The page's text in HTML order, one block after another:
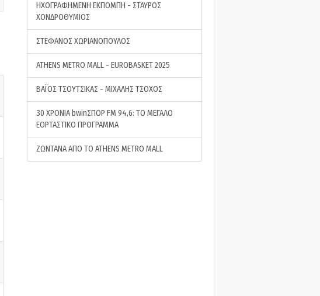
ΗΧΟΓΡΑΦΗΜΕΝΗ ΕΚΠΟΜΠΗ - ΣΤΑΥΡΟΣ
ΧΟΝΔΡΟΘΥΜΙΟΣ
ΣΤΕΦΑΝΟΣ ΧΩΡΙΑΝΟΠΟΥΛΟΣ
ATHENS METRO MALL - EUROBASKET 2025
ΒΑΪΟΣ ΤΣΟΥΤΣΙΚΑΣ - ΜΙΧΑΛΗΣ ΤΣΟΧΟΣ
30 ΧΡΟΝΙΑ bwinΣΠΟΡ FM 94,6: ΤΟ ΜΕΓΑΛΟ
ΕΟΡΤΑΣΤΙΚΟ ΠΡΟΓΡΑΜΜΑ
ΖΩΝΤΑΝΑ ΑΠΟ ΤΟ ATHENS METRO MALL